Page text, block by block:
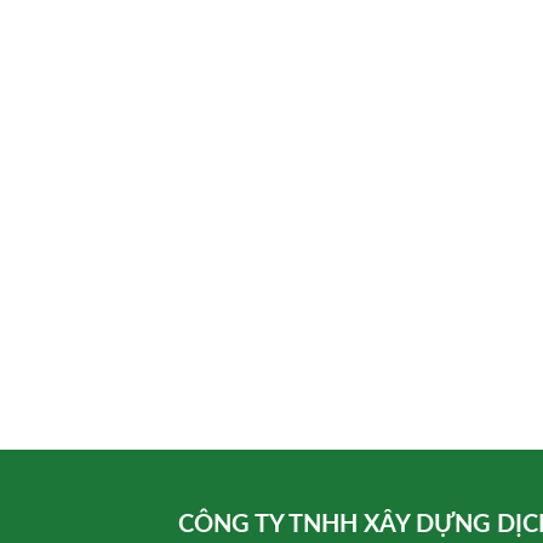
CÔNG TY TNHH XÂY DỰNG